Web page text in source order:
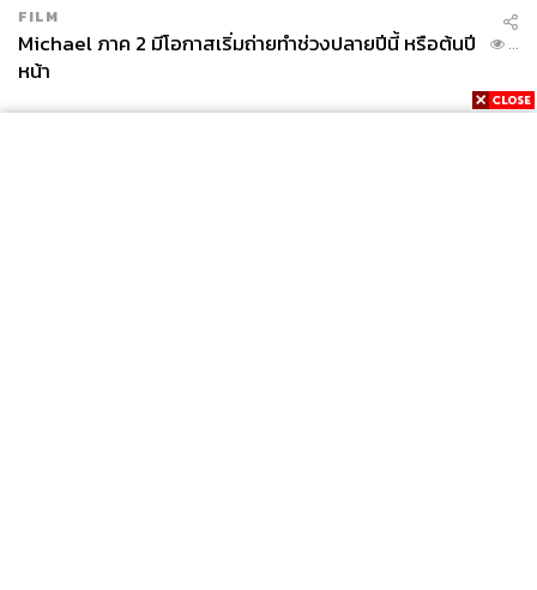
FILM
Michael ภาค 2 มีโอกาสเริ่มถ่ายทำช่วงปลายปีนี้ หรือต้นปี
หน้า
...